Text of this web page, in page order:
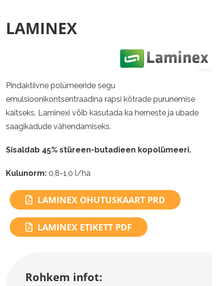
LAMINEX
Pindaktiivne polümeeride segu
emulsioonikontsentraadina rapsi kõtrade purunemise
kaitseks. Laminexi võib kasutada ka herneste ja ubade
saagikadude vähendamiseks.
Sisaldab 45% stüreen-butadieen kopolümeeri.
Kulunorm: 0,8-1,0 l/ha
LAMINEX OHUTUSKAART PRD
LAMINEX ETIKETT PDF
Rohkem infot: